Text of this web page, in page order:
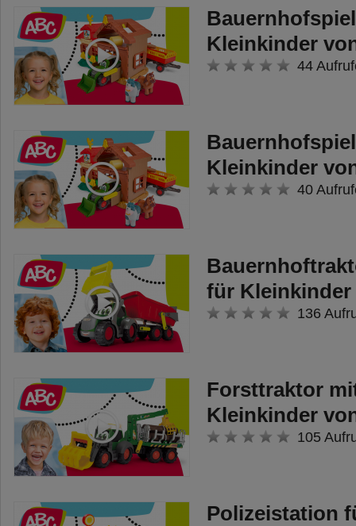
Kleinkinder
44
Kleinkinder
40
für Kleinkinder
136
Forsttraktor
Kleinkinder
105
Polizeistation